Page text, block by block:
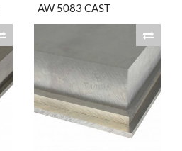
AW 5083 CAST